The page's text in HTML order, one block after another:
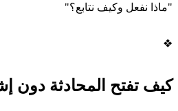
"ماذا نفعل وكيف نتابع؟"
❖
كيف تفتح المحادثة دون